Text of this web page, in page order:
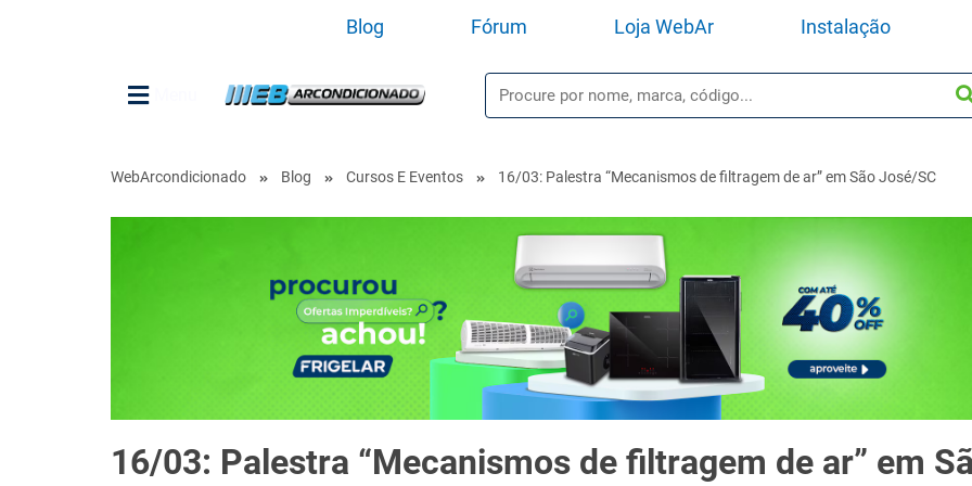
Blog Fórum Loja WebAr Instalação
WebArcondicionado Blog Cursos E Eventos 16/03: Palestra “Mecanismos de filtragem de ar” em São José/SC
16/03: Palestra “Mecanismos de filtragem de ar” em